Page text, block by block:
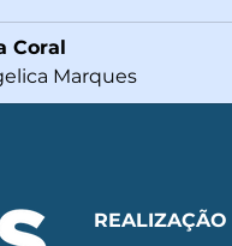
Coral
Marques
REALIZAÇÃO